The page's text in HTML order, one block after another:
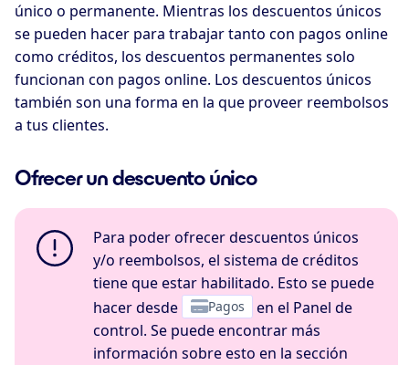
único o permanente. Mientras los descuentos únicos
se pueden hacer para trabajar tanto con pagos online
como créditos, los descuentos permanentes solo
funcionan con pagos online. Los descuentos únicos
también son una forma en la que proveer reembolsos
a tus clientes.
Ofrecer un descuento único
Para poder ofrecer descuentos únicos
y/o reembolsos, el sistema de créditos
tiene que estar habilitado. Esto se puede
hacer desde
Pagos
en el Panel de
control. Se puede encontrar más
información sobre esto en la sección